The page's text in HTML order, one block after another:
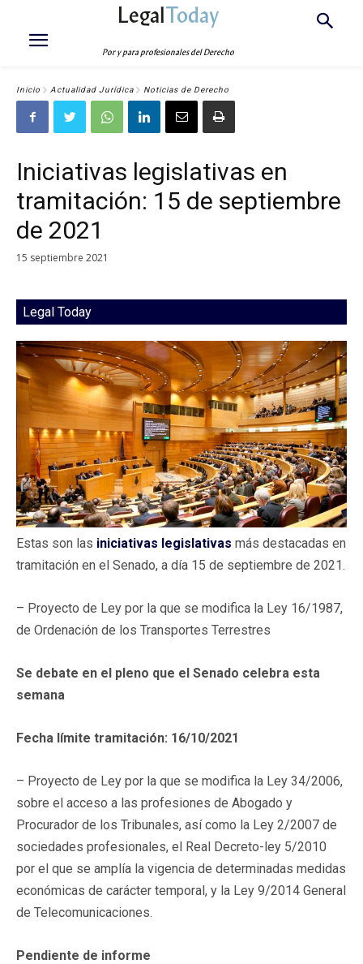
LegalToday
Por y para profesionales del Derecho
Inicio Actualidad Jurídica Noticias de Derecho
Iniciativas legislativas en
tramitación: 15 de septiembre
de 2021
15 septiembre 2021
Legal Today
Estas son las iniciativas legislativas más destacadas en
tramitación en el Senado, a día 15 de septiembre de 2021.
– Proyecto de Ley por la que se modifica la Ley 16/1987,
de Ordenación de los Transportes Terrestres
Se debate en el pleno que el Senado celebra esta
semana
Fecha límite tramitación: 16/10/2021
– Proyecto de Ley por la que se modifica la Ley 34/2006,
sobre el acceso a las profesiones de Abogado y
Procurador de los Tribunales, así como la Ley 2/2007 de
sociedades profesionales, el Real Decreto-ley 5/2010
por el que se amplía la vigencia de determinadas medidas
económicas de carácter temporal, y la Ley 9/2014 General
de Telecomunicaciones.
Pendiente de informe